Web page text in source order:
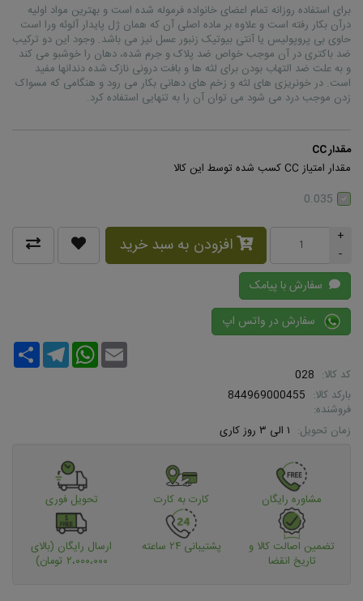
برای استفاده روزانه تمام اعضای خانواده فرموله شده است و بهترین مواد اولیه
درآن بکار رفته است و علاوه بر ماده اصلی آن که همان ژل پایدار آلوئه ورا است
حاوی بی پروپولیس یا آنتی بیوتیک زنبور عسل نیز می باشد. وجود این دو ترکیب
ضد باکتری در آن موجب خواص ضد پلاک و جرم شده، دهان را خوشبو می کند
و به علت ضد التهاب بودن برای لثه ها و بافت درونی نازک شده دندانها مفید
است. در خونریزی های لثه و زخم های دهانی بکار می رود و هنگامی که مسواک
زدن موجب درد می شود می توان آن را به تنهایی استفاده کرد.
مقدار CC
مقدار امتیاز CC کسب شده توسط این کالا
0.035
+
-
افزودن به سبد خرید
سفارش با پیامک
سفارش در واتس اپ
Share
TelegramWhatsAppEmail
کد کالا: 028
بارکد کالا: 844969000455
فروشنده:
زمان تحویل: ۱ الی ۳ روز کاری
مشاوره رایگان کارت به کارت تحویل فوری
تضمین اصالت کالا و
تاریخ انقضا
پشتیبانی ۲۴ ساعته
ارسال رایگان (بالای
۲،۰۰۰،۰۰۰ تومان)